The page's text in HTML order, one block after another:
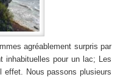
agréablement surpris par
inhabituelles pour un lac; Les
effet. Nous passons plusieurs